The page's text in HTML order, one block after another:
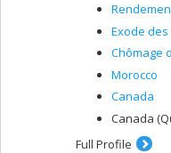
Exode
Chômage
Morocco
Canada
Canada
Full Profile